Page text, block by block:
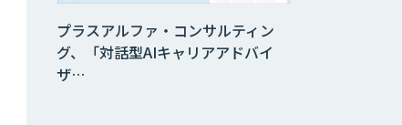
需要予測＋業務最
適化AIシステム
プラスアルファ・コンサルティン
グ、「対話型AIキャリアアドバイ
ザ…